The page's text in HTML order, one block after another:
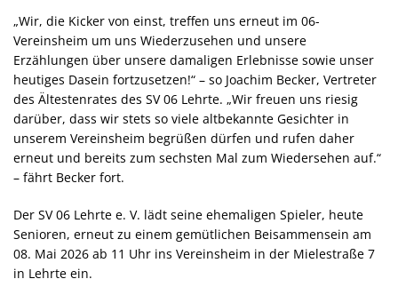
„Wir, die Kicker von einst, treffen uns erneut im 06-
Vereinsheim um uns Wiederzusehen und unsere
Erzählungen über unsere damaligen Erlebnisse sowie unser
heutiges Dasein fortzusetzen!“ – so Joachim Becker, Vertreter
des Ältestenrates des SV 06 Lehrte. „Wir freuen uns riesig
darüber, dass wir stets so viele altbekannte Gesichter in
unserem Vereinsheim begrüßen dürfen und rufen daher
erneut und bereits zum sechsten Mal zum Wiedersehen auf.“
– fährt Becker fort.
Der SV 06 Lehrte e. V. lädt seine ehemaligen Spieler, heute
Senioren, erneut zu einem gemütlichen Beisammensein am
08. Mai 2026 ab 11 Uhr ins Vereinsheim in der Mielestraße 7
in Lehrte ein.